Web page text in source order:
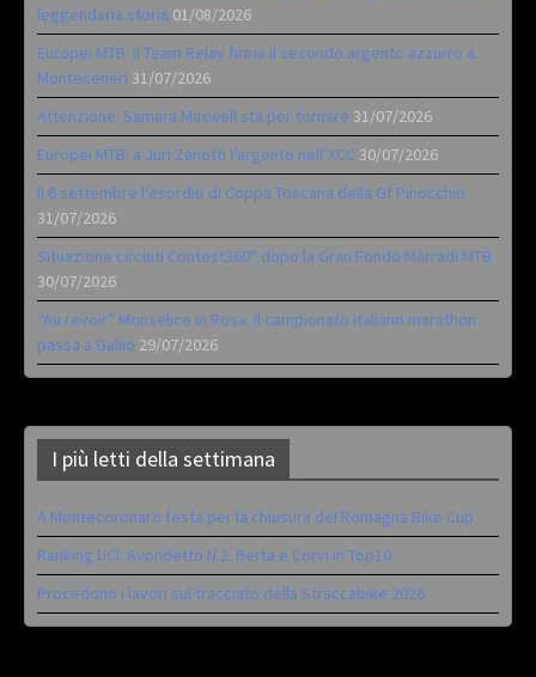
leggendaria storia 01/08/2026
Europei MTB: il Team Relay firma il secondo argento azzurro a
Monteceneri 31/07/2026
Attenzione: Samara Maxwell sta per tornare 31/07/2026
Europei MTB: a Juri Zanotti l’argento nell’XCC 30/07/2026
Il 6 settembre l’esordio di Coppa Toscana della Gf Pinocchio
31/07/2026
Situazione circuiti Contest360° dopo la Gran Fondo Marradi MTB
30/07/2026
“Au revoir” Monselice in Rosa. Il campionato italiano marathon
passa a Gallio 29/07/2026
I più letti della settimana
A Montecoronaro festa per la chiusura del Romagna Bike Cup
Ranking UCI: Avondetto N.2. Berta e Corvi in Top10
Procedono i lavori sul tracciato della Straccabike 2026